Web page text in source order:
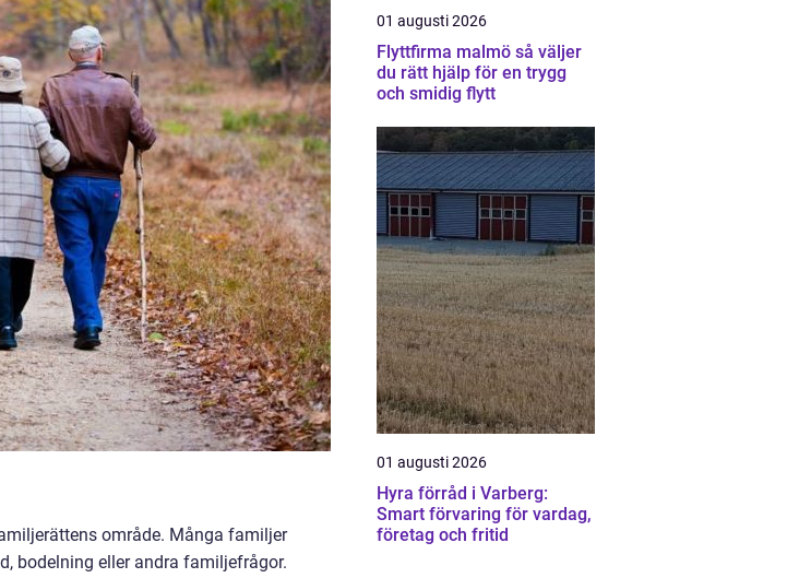
område. Många familjer
bodelning eller andra familjefrågor.
01 augusti 2026
Flyttfirma malmö så väljer
du rätt hjälp för en trygg
och smidig flytt
01 augusti 2026
Hyra förråd i Varberg:
Smart förvaring för vardag,
företag och fritid